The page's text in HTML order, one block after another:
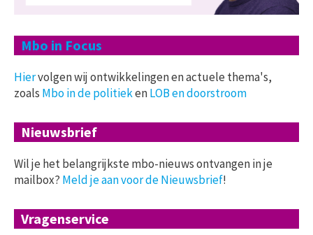
Mbo in Focus
Hiervolgen wij ontwikkelingen en actuele thema's,
zoals Mbo in de politiekenLOB en doorstroom
Nieuwsbrief
Wil je het belangrijkste mbo-nieuws ontvangen in je
mailbox? Meld je aan voor de Nieuwsbrief!
Vragenservice